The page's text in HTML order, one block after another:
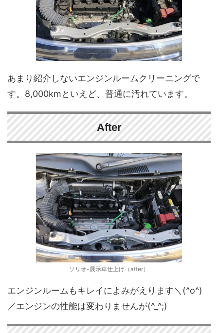
あまり紹介しないエンジンルームクリーニングで
す。8,000kmといえど、普通に汚れています。
After
ソリオ-展示車仕上げ（after）
エンジンルームもキレイによみがえります＼(^o^)
／エンジンの性能は変わりませんが(^_^;)